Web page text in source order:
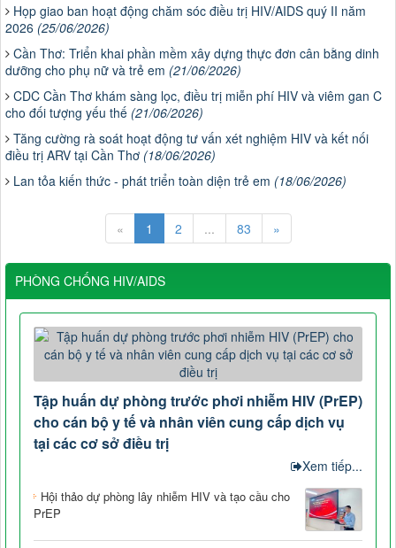
Họp giao ban hoạt động chăm sóc điều trị HIV/AIDS quý II năm
2026 (25/06/2026)
Cần Thơ: Triển khai phần mềm xây dựng thực đơn cân bằng dinh
dưỡng cho phụ nữ và trẻ em (21/06/2026)
CDC Cần Thơ khám sàng lọc, điều trị miễn phí HIV và viêm gan C
cho đối tượng yếu thế (21/06/2026)
Tăng cường rà soát hoạt động tư vấn xét nghiệm HIV và kết nối
điều trị ARV tại Cần Thơ (18/06/2026)
Lan tỏa kiến thức - phát triển toàn diện trẻ em (18/06/2026)
« 1 2 ... 83 »
PHÒNG CHỐNG HIV/AIDS
Tập huấn dự phòng trước phơi nhiễm HIV (PrEP)
cho cán bộ y tế và nhân viên cung cấp dịch vụ
tại các cơ sở điều trị
Xem tiếp...
Hội thảo dự phòng lây nhiễm HIV và tạo cầu cho
PrEP